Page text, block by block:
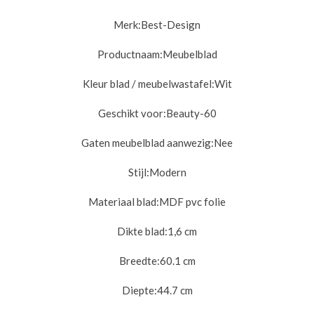
Merk:Best-Design
Productnaam:Meubelblad
Kleur blad / meubelwastafel:Wit
Geschikt voor:Beauty-60
Gaten meubelblad aanwezig:Nee
Stijl:Modern
Materiaal blad:MDF pvc folie
Dikte blad:1,6 cm
Breedte:60.1 cm
Diepte:44.7 cm